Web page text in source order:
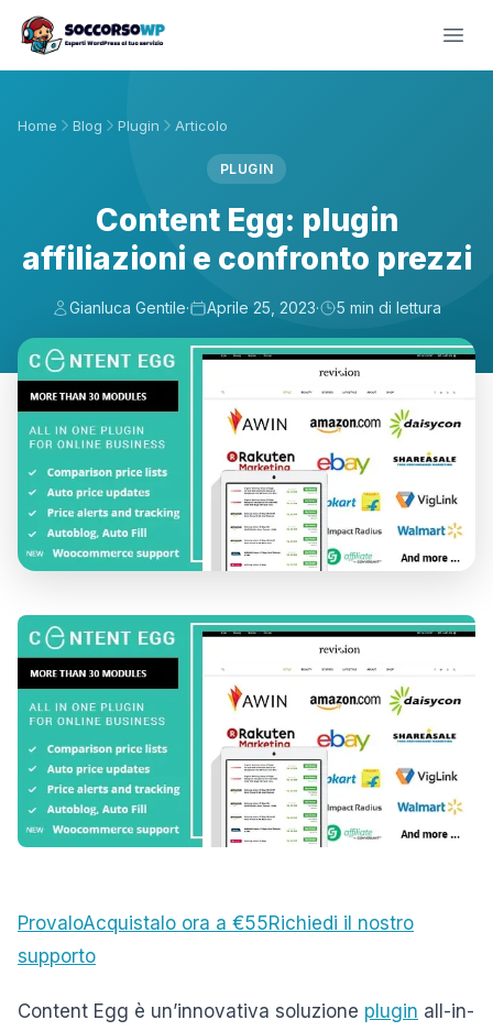
Home Blog Plugin Articolo
PLUGIN
Content Egg: plugin
affiliazioni e confronto prezzi
Gianluca Gentile· Aprile 25, 2023· 5 min di lettura
ProvaloAcquistalo ora a €55Richiedi il nostro
supporto
Content Egg è un’innovativa soluzione plugin all-in-